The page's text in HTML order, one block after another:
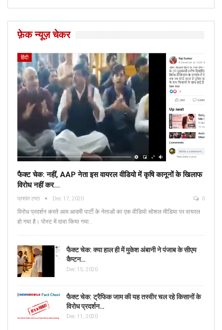
फ़ेक न्यूज़ चेकर
हिंदी
फैक्ट चेक: नहीं, AAP नेता इस वायरल वीडियो में कृषि कानूनों के खिलाफ
विरोध नहीं कर…
प्रशांत टम्टा Dec 17, 2020 0
विरोध प्रदर्शन करते आम आदमी पार्टी के नेताओं का एक वीडियो सोशल मीडिया पर वायरल
हो गया है। पोस्ट में दावा किया गया…
फैक्ट चेक: क्या हाल ही में मुकेश अंबानी ने पंजाब के सीएम
कैप्टन…
Dec 15, 2020
फैक्ट चेक: ट्रैफिक जाम की यह तस्वीर चल रहे किसानों के
विरोध प्रदर्शन…
Dec 11, 2020